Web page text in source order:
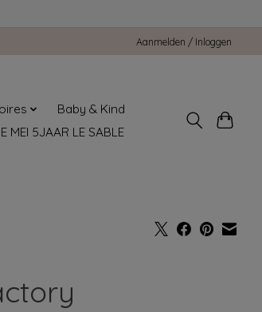
Aanmelden / Inloggen
Baby & Kind
5JAAR LE SABLE